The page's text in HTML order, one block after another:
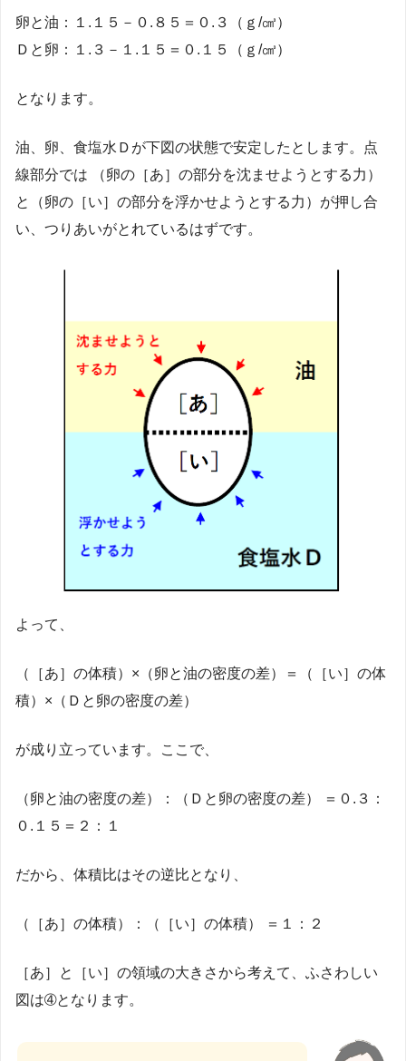
卵と油：１.１５－０.８５＝０.３（ｇ/㎤）
Ｄと卵：１.３－１.１５＝０.１５（ｇ/㎤）
となります。
油、卵、食塩水Ｄが下図の状態で安定したとします。点
線部分では （卵の［あ］の部分を沈ませようとする力）
と（卵の［い］の部分を浮かせようとする力）が押し合
い、つりあいがとれているはずです。
よって、
（［あ］の体積）×（卵と油の密度の差）＝（［い］の体
積）×（Ｄと卵の密度の差）
が成り立っています。ここで、
（卵と油の密度の差）：（Ｄと卵の密度の差） ＝０.３：
０.１５＝２：１
だから、体積比はその逆比となり、
（［あ］の体積）：（［い］の体積） ＝１：２
［あ］と［い］の領域の大きさから考えて、ふさわしい
図は➃となります。